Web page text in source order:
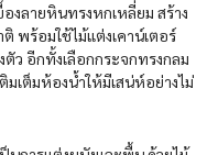
งลายหินทรงหกเหลี่ยม สร้าง
พร้อมใช้ไม้แต่งเคาน์เตอร์
ว อีกทั้งเลือกกระจกทรงกลม
เต็มห้องน้ำให้มีเสน่ห์อย่างไม่